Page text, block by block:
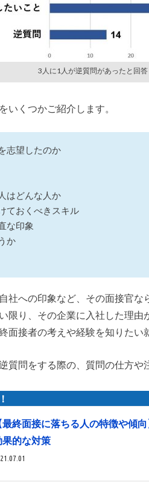
3人に1人が逆質問があったと回答
いくつかご紹介します。
志望したのか
はどんな人か
ておくべきスキル
な印象
か
社への印象など、その面接官な
限り、その企業に入社した理
面接者の考えや経験を知りたい
質問をする際の、質問の仕方や
最終面接に落ちる人の特徴や傾
果的な対策